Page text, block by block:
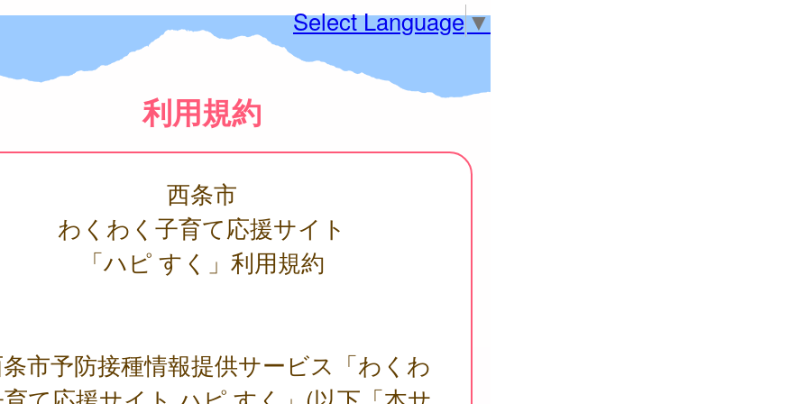
Select Language▼
利用規約
西条市
わくわく子育て応援サイト
「ハピ すく」利用規約
予防接種情報提供サービス「わくわ